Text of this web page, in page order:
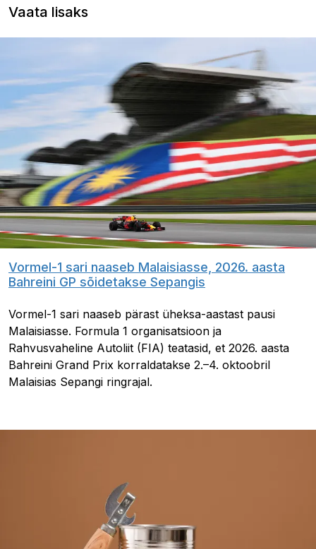
Vaata lisaks
Vormel-1 sari naaseb Malaisiasse, 2026. aasta
Bahreini GP sõidetakse Sepangis
Vormel-1 sari naaseb pärast üheksa-aastast pausi
Malaisiasse. Formula 1 organisatsioon ja
Rahvusvaheline Autoliit (FIA) teatasid, et 2026. aasta
Bahreini Grand Prix korraldatakse 2.–4. oktoobril
Malaisias Sepangi ringrajal.